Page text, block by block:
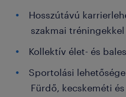
Hosszútávú
szakmai
Kollektív élet- és
Sportolási
Fürdő, kecskeméti